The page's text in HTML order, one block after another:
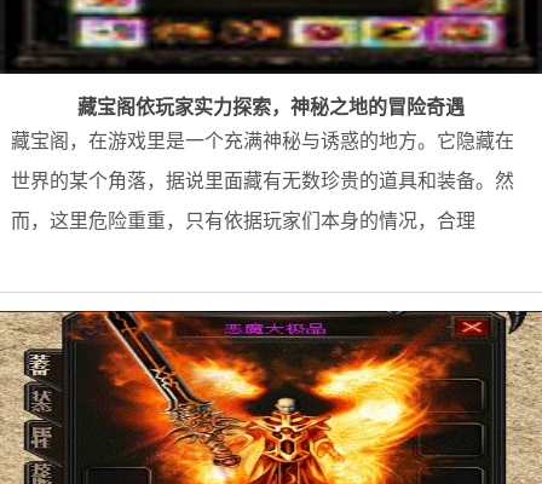
藏宝阁依玩家实力探索，神秘之地的冒险奇遇
藏宝阁，在游戏里是一个充满神秘与诱惑的地方。它隐藏在
世界的某个角落，据说里面藏有无数珍贵的道具和装备。然
而，这里危险重重，只有依据玩家们本身的情况，合理